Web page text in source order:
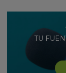
TU